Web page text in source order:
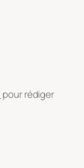
pour rédiger